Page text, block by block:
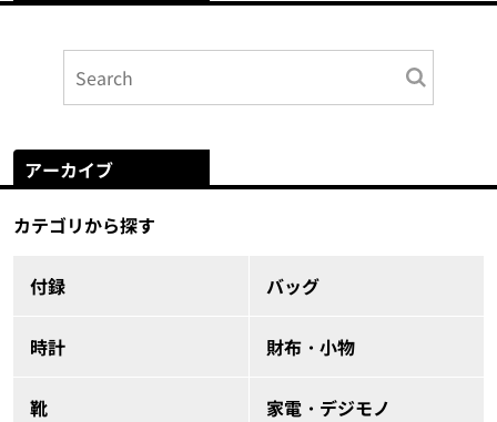
アーカイブ
カテゴリから探す
付録 バッグ
時計 財布・小物
靴 家電・デジモノ